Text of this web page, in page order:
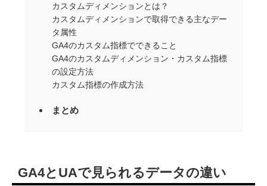
カスタムディメンションとは？
カスタムディメンションで取得できる主なデー
タ属性
GA4のカスタム指標でできること
GA4のカスタムディメンション・カスタム指標
の設定方法
カスタム指標の作成方法
まとめ
GA4とUAで見られるデータの違い